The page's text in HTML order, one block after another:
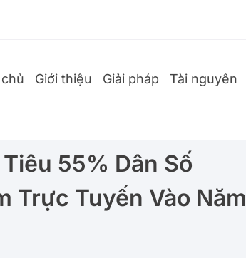
Giới thiệu Giải pháp Tài nguyên
55% Dân Số
Trực Tuyến Vào Năm